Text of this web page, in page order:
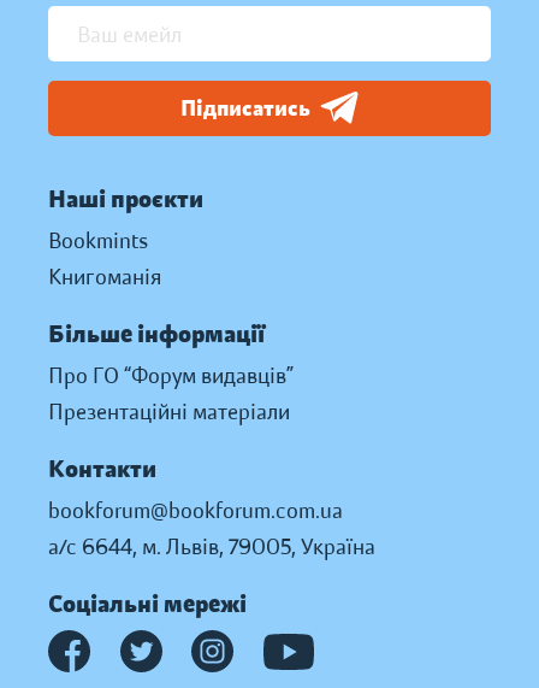
Підписатись
Наші проєкти
Bookmints
Книгоманія
Більше інформації
Про ГО “Форум видавців”
Презентаційні матеріали
Контакти
bookforum@bookforum.com.ua
а/с 6644, м. Львів, 79005, Україна
Соціальні мережі